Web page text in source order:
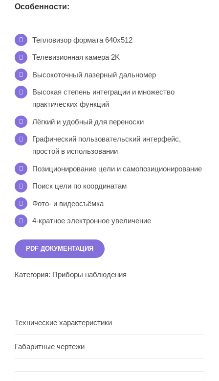
Особенности:
Тепловизор формата 640х512
Телевизионная камера 2K
Высокоточный лазерный дальномер
Высокая степень интеграции и множество
практических функций
Лёгкий и удобный для переноски
Графический пользовательский интерфейс,
простой в использовании
Позиционирование цели и самопозиционирование
Поиск цели по координатам
Фото- и видеосъёмка
4-кратное электронное увеличение
PDF ДОКУМЕНТАЦИЯ
Категория: Приборы наблюдения
Технические характеристики
Габаритные чертежи